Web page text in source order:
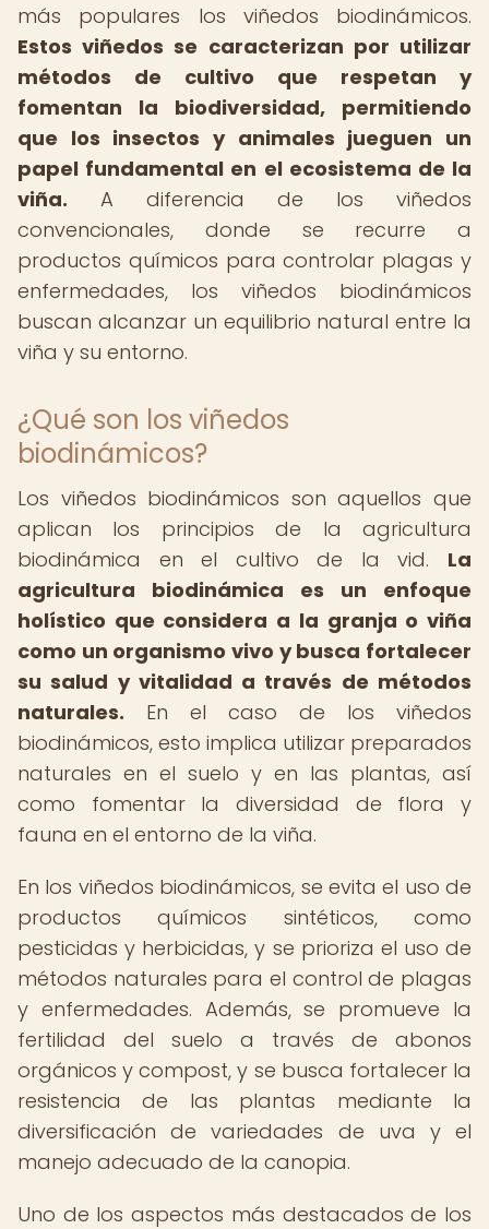
más populares los viñedos biodinámicos.
Estos viñedos se caracterizan por utilizar
métodos de cultivo que respetan y
fomentan la biodiversidad, permitiendo
que los insectos y animales jueguen un
papel fundamental en el ecosistema de la
viña. A diferencia de los viñedos
convencionales, donde se recurre a
productos químicos para controlar plagas y
enfermedades, los viñedos biodinámicos
buscan alcanzar un equilibrio natural entre la
viña y su entorno.
¿Qué son los viñedos
biodinámicos?
Los viñedos biodinámicos son aquellos que
aplican los principios de la agricultura
biodinámica en el cultivo de la vid. La
agricultura biodinámica es un enfoque
holístico que considera a la granja o viña
como un organismo vivo y busca fortalecer
su salud y vitalidad a través de métodos
naturales. En el caso de los viñedos
biodinámicos, esto implica utilizar preparados
naturales en el suelo y en las plantas, así
como fomentar la diversidad de flora y
fauna en el entorno de la viña.
En los viñedos biodinámicos, se evita el uso de
productos químicos sintéticos, como
pesticidas y herbicidas, y se prioriza el uso de
métodos naturales para el control de plagas
y enfermedades. Además, se promueve la
fertilidad del suelo a través de abonos
orgánicos y compost, y se busca fortalecer la
resistencia de las plantas mediante la
diversificación de variedades de uva y el
manejo adecuado de la canopia.
Uno de los aspectos más destacados de los